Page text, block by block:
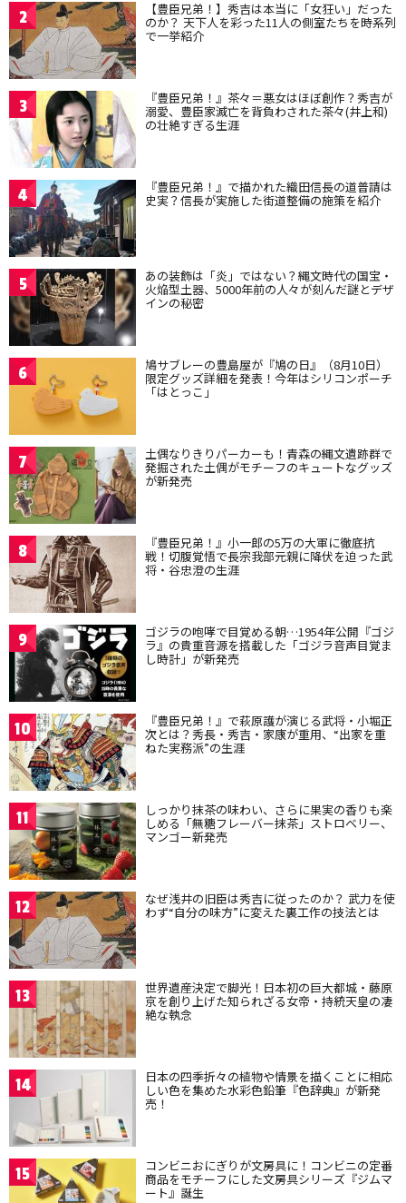
2 【豊臣兄弟！】秀吉は本当に「女狂い」だった
のか？ 天下人を彩った11人の側室たちを時系列
で一挙紹介
3 『豊臣兄弟！』茶々＝悪女はほぼ創作？秀吉が
溺愛、豊臣家滅亡を背負わされた茶々(井上和)
の壮絶すぎる生涯
4 『豊臣兄弟！』で描かれた織田信長の道普請は
史実？信長が実施した街道整備の施策を紹介
5 あの装飾は「炎」ではない？縄文時代の国宝・
火焔型土器、5000年前の人々が刻んだ謎とデザ
インの秘密
6 鳩サブレーの豊島屋が『鳩の日』（8月10日）
限定グッズ詳細を発表！今年はシリコンポーチ
「はとっこ」
7 土偶なりきりパーカーも！青森の縄文遺跡群で
発掘された土偶がモチーフのキュートなグッズ
が新発売
8 『豊臣兄弟！』小一郎の5万の大軍に徹底抗
戦！切腹覚悟で長宗我部元親に降伏を迫った武
将・谷忠澄の生涯
9 ゴジラの咆哮で目覚める朝…1954年公開『ゴジ
ラ』の貴重音源を搭載した「ゴジラ音声目覚ま
し時計」が新発売
10 『豊臣兄弟！』で萩原護が演じる武将・小堀正
次とは？秀長・秀吉・家康が重用、“出家を重
ねた実務派”の生涯
11 しっかり抹茶の味わい、さらに果実の香りも楽
しめる「無糖フレーバー抹茶」ストロベリー、
マンゴー新発売
12 なぜ浅井の旧臣は秀吉に従ったのか？ 武力を使
わず“自分の味方”に変えた裏工作の技法とは
13 世界遺産決定で脚光！日本初の巨大都城・藤原
京を創り上げた知られざる女帝・持統天皇の凄
絶な執念
14 日本の四季折々の植物や情景を描くことに相応
しい色を集めた水彩色鉛筆『色辞典』が新発
売！
15 コンビニおにぎりが文房具に！コンビニの定番
商品をモチーフにした文房具シリーズ『ジムマ
ート』誕生